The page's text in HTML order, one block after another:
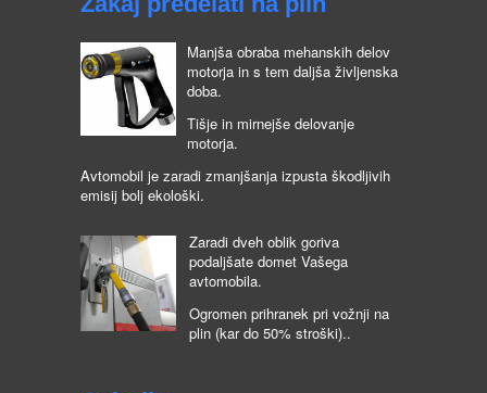
Manjša obraba mehanskih delov
motorja in s tem daljša življenska
doba.
Tišje in mirnejše delovanje
motorja.
Avtomobil je zaradi zmanjšanja izpusta škodljivih
emisij bolj ekološki.
Zaradi dveh oblik goriva
podaljšate domet Vašega
avtomobila.
Ogromen prihranek pri vožnji na
plin (kar do 50% stroški)..